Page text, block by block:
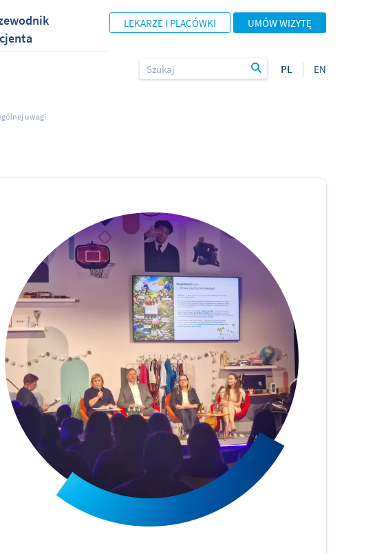
LEKARZE I PLACÓWKI UMÓW WIZYTĘ
PL EN
uwagi